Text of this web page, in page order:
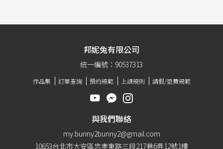
邦妮兔有限公司
統一編號：90537313
作品集 訂單查詢 預約規範 上課規則 請假/退費規範
與我們聯絡
my.bunny2bunny2@gmail.com
10653台北市大安區忠孝東路三段217巷6弄12號1樓